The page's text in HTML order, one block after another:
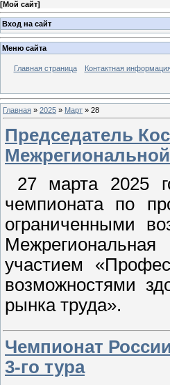
[Мой сайт]
Вход на сайт
Меню сайта
Главная страница Контактная
Главная » 2025 » Март » 28
Председатель
27 марта 2025
чемпионата по
ограниченными
участием
возможностями
рынка труда».
Чемпионат
3-го тура